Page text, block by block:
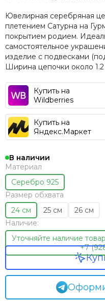
Ювелирная серебряная
плетением Сатурна на
покрытием родием.
самостоятельное
изделие с подвесками
Ширина цепочки около
Купить на
Wildberries
Купить на
Яндекс.Маркет
В наличии
Материал
Серебро 925
Размер обхвата
24 см
25 см
26 см
Наличие:
Уточняйте наличие
+7